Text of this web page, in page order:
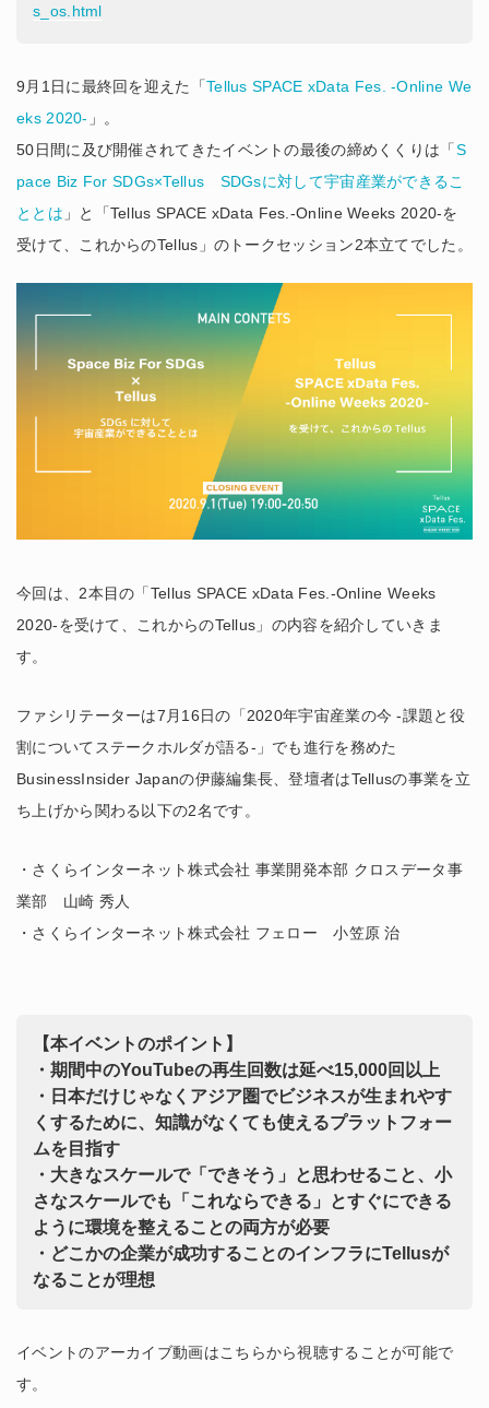
s_os.html
9月1日に最終回を迎えた「Tellus SPACE xData Fes. -Online We
eks 2020- 」。
50日間に及び開催されてきたイベントの最後の締めくくりは「S
pace Biz For SDGs×Tellus SDGsに対して宇宙産業ができるこ
ととは 」と「Tellus SPACE xData Fes.-Online Weeks 2020-を
受けて、これからのTellus」のトークセッション2本立てでした。
今回は、2本目の「Tellus SPACE xData Fes.-Online Weeks
2020-を受けて、これからのTellus」の内容を紹介していきま
す。
ファシリテーターは7月16日の「2020年宇宙産業の今 -課題と役
割についてステークホルダが語る-」でも進行を務めた
BusinessInsider Japanの伊藤編集長、登壇者はTellusの事業を立
ち上げから関わる以下の2名です。
・さくらインターネット株式会社 事業開発本部 クロスデータ事
業部 山崎 秀人
・さくらインターネット株式会社 フェロー 小笠原 治
【本イベントのポイント】
・期間中のYouTubeの再生回数は延べ15,000回以上
・日本だけじゃなくアジア圏でビジネスが生まれやす
くするために、知識がなくても使えるプラットフォー
ムを目指す
・大きなスケールで「できそう」と思わせること、小
さなスケールでも「これならできる」とすぐにできる
ように環境を整えることの両方が必要
・どこかの企業が成功することのインフラにTellusが
なることが理想
イベントのアーカイブ動画はこちらから視聴することが可能で
す。